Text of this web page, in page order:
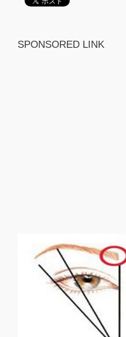
SPONSORED LINK